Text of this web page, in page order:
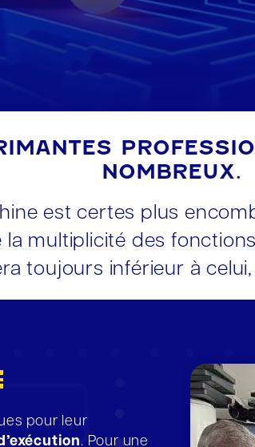
NOMBREUX.
est certes plus
multiplicité des
toujours inférieur à
pour leur
. Pour une